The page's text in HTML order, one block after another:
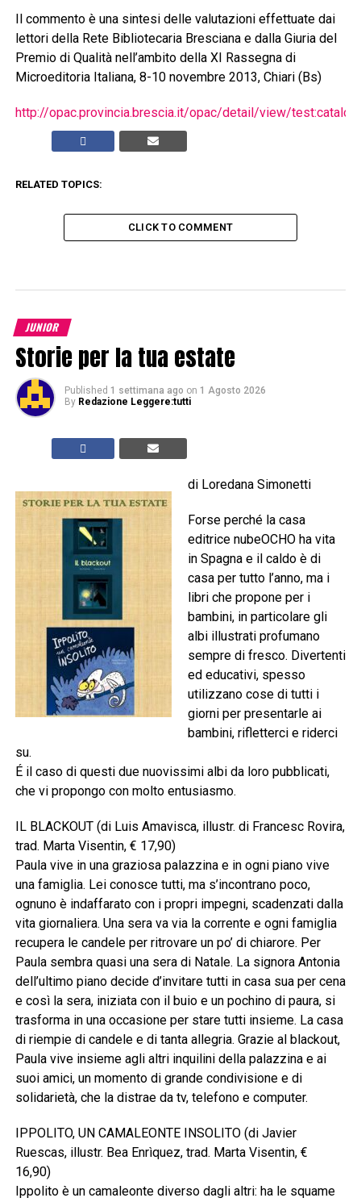
Il commento è una sintesi delle valutazioni effettuate dai
lettori della Rete Bibliotecaria Bresciana e dalla Giuria del
Premio di Qualità nell’ambito della XI Rassegna di
Microeditoria Italiana, 8-10 novembre 2013, Chiari (Bs)
http://opac.provincia.brescia.it/opac/detail/view/
RELATED TOPICS:
CLICK TO COMMENT
JUNIOR
Storie per la tua estate
Published 1 settimana ago on 1 Agosto 2026
By Redazione Leggere:tutti
di Loredana Simonetti
Forse perché la casa
editrice nubeOCHO ha vita
in Spagna e il caldo è di
casa per tutto l’anno, ma i
libri che propone per i
bambini, in particolare gli
albi illustrati profumano
sempre di fresco. Divertenti
ed educativi, spesso
utilizzano cose di tutti i
giorni per presentarle ai
bambini, rifletterci e riderci
su.
É il caso di questi due nuovissimi albi da loro pubblicati,
che vi propongo con molto entusiasmo.
IL BLACKOUT (di Luis Amavisca, illustr. di Francesc Rovira,
trad. Marta Visentin, € 17,90)
Paula vive in una graziosa palazzina e in ogni piano vive
una famiglia. Lei conosce tutti, ma s’incontrano poco,
ognuno è indaffarato con i propri impegni, scadenzati dalla
vita giornaliera. Una sera va via la corrente e ogni famiglia
recupera le candele per ritrovare un po’ di chiarore. Per
Paula sembra quasi una sera di Natale. La signora Antonia
dell’ultimo piano decide d’invitare tutti in casa sua per cena
e così la sera, iniziata con il buio e un pochino di paura, si
trasforma in una occasione per stare tutti insieme. La casa
di riempie di candele e di tanta allegria. Grazie al blackout,
Paula vive insieme agli altri inquilini della palazzina e ai
suoi amici, un momento di grande condivisione e di
solidarietà, che la distrae da tv, telefono e computer.
IPPOLITO, UN CAMALEONTE INSOLITO (di Javier
Ruescas, illustr. Bea Enrìquez, trad. Marta Visentin, €
16,90)
Ippolito è un camaleonte diverso dagli altri: ha le squame